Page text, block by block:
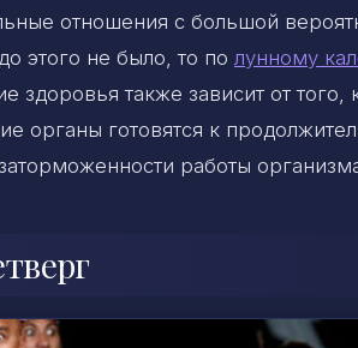
отношения с большой
этого не было, то по лунному
здоровья также зависит от
органы готовятся к
работы